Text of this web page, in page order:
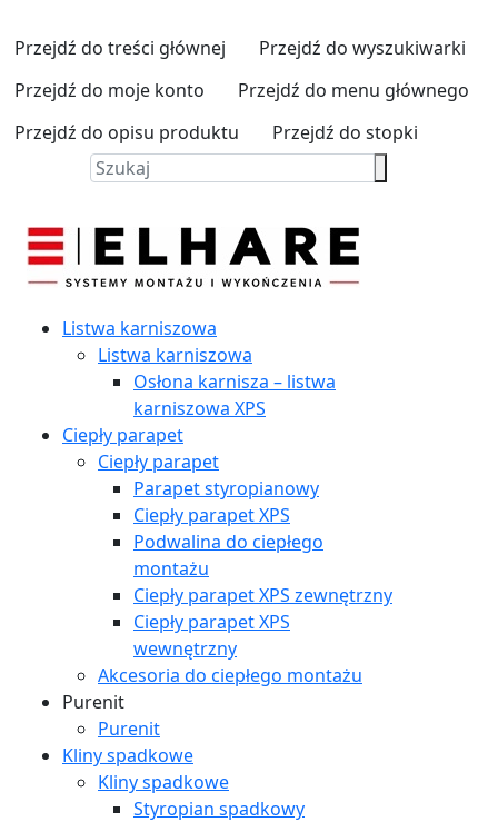
Przejdź do treści głównej
Przejdź do wyszukiwarki
Przejdź do moje konto
Przejdź do menu głównego
Przejdź do opisu produktu
Przejdź do stopki
Listwa karniszowa
Listwa karniszowa
Osłona karnisza – listwa
karniszowa XPS
Ciepły parapet
Ciepły parapet
Parapet styropianowy
Ciepły parapet XPS
Podwalina do ciepłego
montażu
Ciepły parapet XPS zewnętrzny
Ciepły parapet XPS
wewnętrzny
Akcesoria do ciepłego montażu
Purenit
Purenit
Kliny spadkowe
Kliny spadkowe
Styropian spadkowy